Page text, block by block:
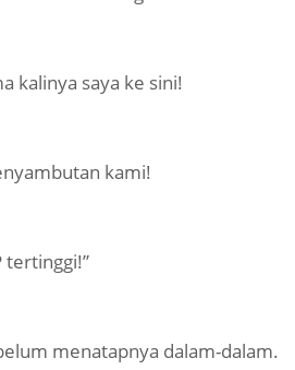
kalinya saya ke sini!
kami!
tertinggi!”
menatapnya dalam-dalam.